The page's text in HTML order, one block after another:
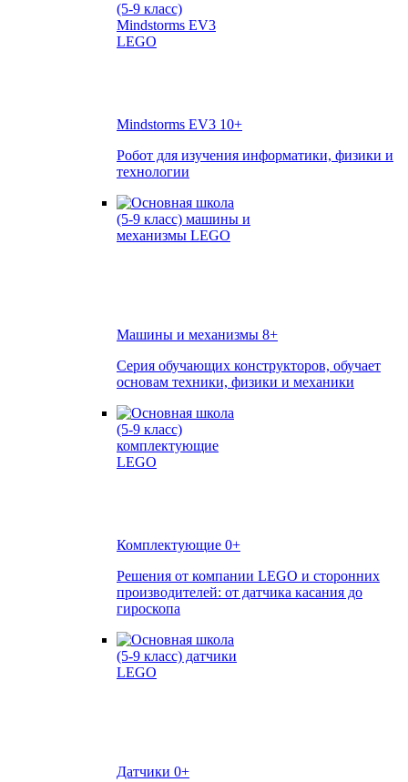
Mindstorms EV3 10+
Робот для изучения информатики, физики и
технологии
Машины и механизмы 8+
Серия обучающих конструкторов, обучает
основам техники, физики и механики
Комплектующие 0+
Решения от компании LEGO и сторонних
производителей: от датчика касания до
гироскопа
Датчики 0+